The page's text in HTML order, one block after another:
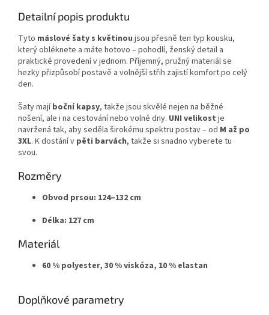
Detailní popis produktu
Tyto máslové šaty s květinou jsou přesně ten typ kousku,
který obléknete a máte hotovo – pohodlí, ženský detail a
praktické provedení v jednom. Příjemný, pružný materiál se
hezky přizpůsobí postavě a volnější střih zajistí komfort po celý
den.
Šaty majíboční kapsy, takže jsou skvělé nejen na běžné
nošení, ale i na cestování nebo volné dny. UNI velikost je
navržená tak, aby seděla širokému spektru postav – od M až po
3XL. K dostání v pěti barvách, takže si snadno vyberete tu
svou.
Rozměry
Obvod prsou: 124–132 cm
Délka: 127 cm
Materiál
60 % polyester, 30 % viskóza, 10 % elastan
Doplňkové parametry